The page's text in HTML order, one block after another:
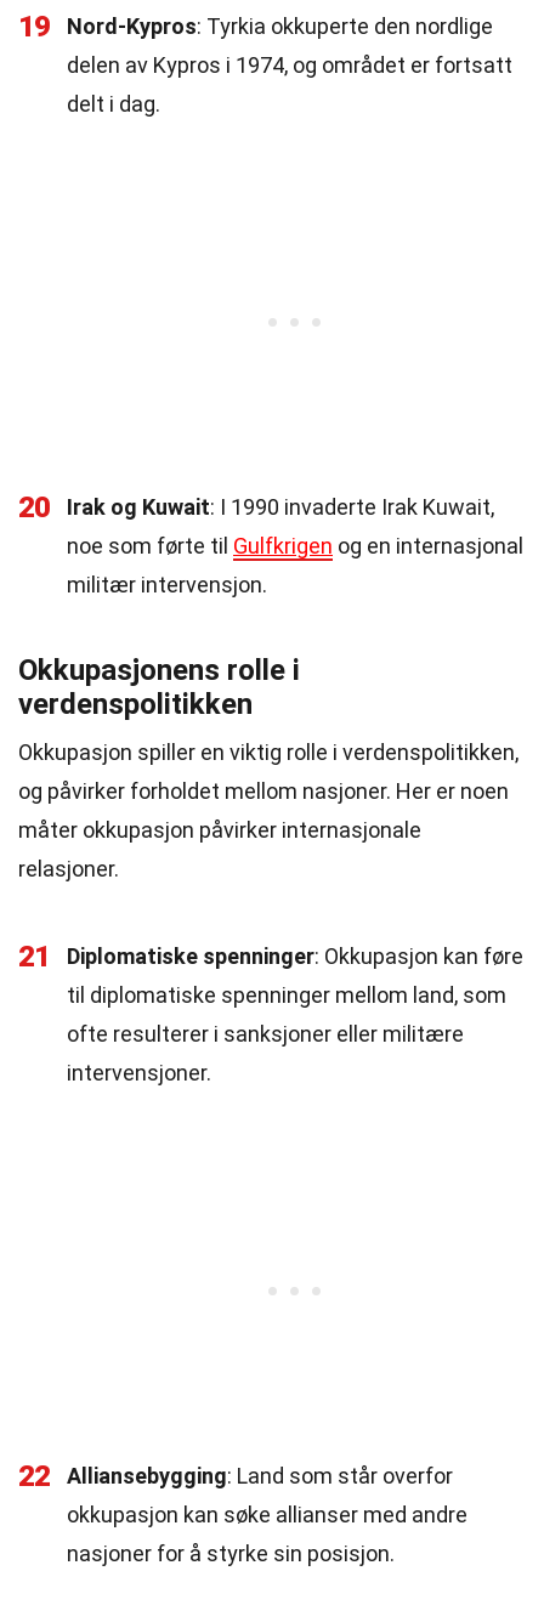
19 Nord-Kypros: Tyrkia okkuperte den nordlige
delen av Kypros i 1974, og området er fortsatt
delt i dag.
20 Irak og Kuwait: I 1990 invaderte Irak Kuwait,
noe som førte til Gulfkrigen og en internasjonal
militær intervensjon.
Okkupasjonens rolle i
verdenspolitikken
Okkupasjon spiller en viktig rolle i verdenspolitikken,
og påvirker forholdet mellom nasjoner. Her er noen
måter okkupasjon påvirker internasjonale
relasjoner.
21 Diplomatiske spenninger: Okkupasjon kan føre
til diplomatiske spenninger mellom land, som
ofte resulterer i sanksjoner eller militære
intervensjoner.
22 Alliansebygging: Land som står overfor
okkupasjon kan søke allianser med andre
nasjoner for å styrke sin posisjon.